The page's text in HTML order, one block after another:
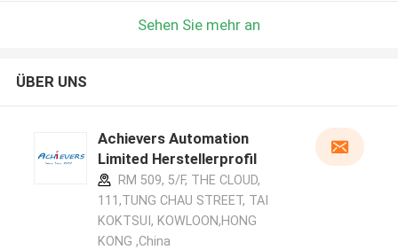
Sehen Sie mehr an
ÜBER UNS
Achievers Automation
Limited Herstellerprofil
RM 509, 5/F, THE CLOUD,
111,TUNG CHAU STREET, TAI
KOKTSUI, KOWLOON,HONG
KONG ,China